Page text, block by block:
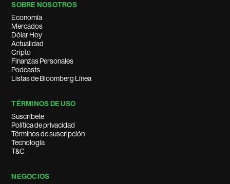
SOBRE NOSOTROS
Economía
Mercados
Dólar Hoy
Actualidad
Cripto
Finanzas Personales
Podcasts
Listas de Bloomberg Línea
TÉRMINOS DE USO
Suscríbete
Política de privacidad
Términos de suscripción
Tecnología
T&C
NEGOCIOS